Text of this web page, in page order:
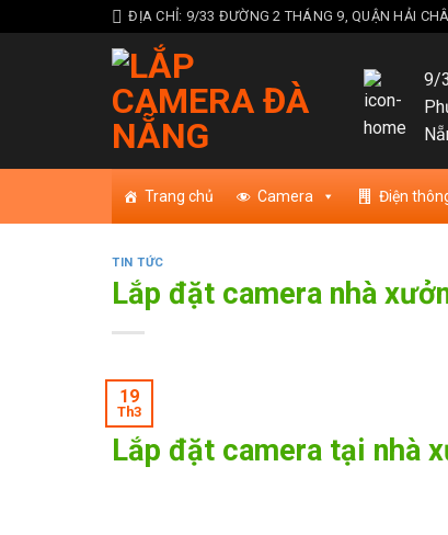
to
ĐỊA CHỈ: 9/33 ĐƯỜNG 2 THÁNG 9, QUẬN HẢI
9/
Trang chủ Camera Điện
TIN TỨC
Lắp đặt camera nhà
19
Th3
Lắp đặt camera tại nhà